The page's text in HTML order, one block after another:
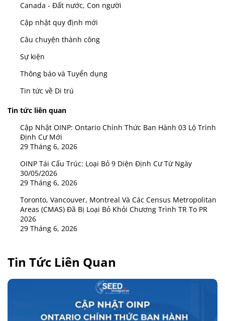
Canada - Đất nước, Con người
Cập nhật quy định mới
Câu chuyện thành công
Sự kiện
Thông báo và Tuyển dụng
Tin tức về Di trú
Tin tức liên quan
Cập Nhật OINP: Ontario Chính Thức Ban Hành 03 Lộ Trình
Định Cư Mới
29 Tháng 6, 2026
OINP Tái Cấu Trúc: Loại Bỏ 9 Diện Định Cư Từ Ngày
30/05/2026
29 Tháng 6, 2026
Toronto, Vancouver, Montreal Và Các Census Metropolitan
Areas (CMAS) Đã Bị Loại Bỏ Khỏi Chương Trình TR To PR
2026
29 Tháng 6, 2026
Tin Tức Liên Quan